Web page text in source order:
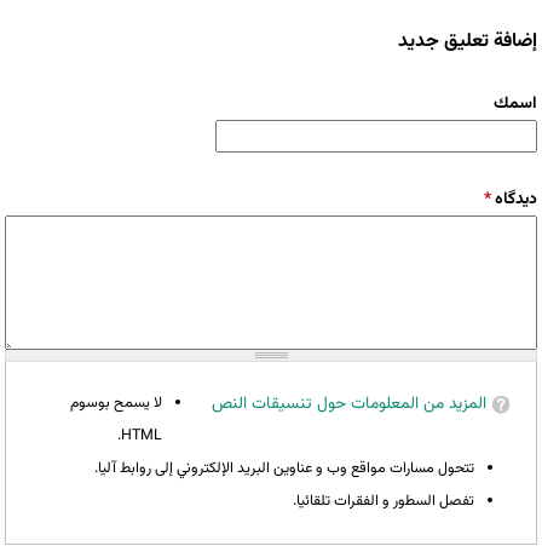
إضافة تعليق جديد
‏اسمك ‏
‏دیدگاه ‏*
المزيد من المعلومات حول تنسيقات النص
لا يسمح بوسوم
HTML.
تتحول مسارات مواقع وب و عناوين البريد الإلكتروني إلى روابط آليا.
تفصل السطور و الفقرات تلقائيا.